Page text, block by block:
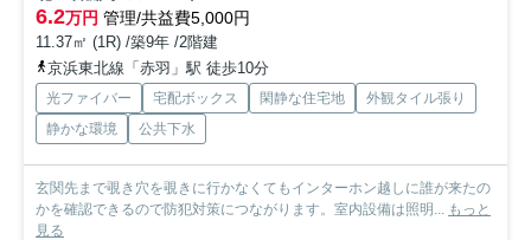
6.2万円 管理/共益費5,000円
11.37㎡ (1R) /築9年 /2階建
京浜東北線「赤羽」駅 徒歩10分
光ファイバー 宅配ボックス 閑静な住宅地
外観タイル張り
静かな環境
公共下水
玄関先まで覗き穴を覗きに行かなくてもインターホン越しに誰が来たの
かを確認できるので防犯対策につながります。室内設備は照明... もっと
見る